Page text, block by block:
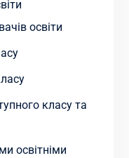
освіти
класу та
освітніми